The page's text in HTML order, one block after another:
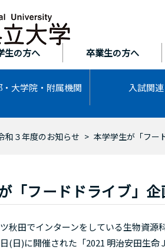
生の方へ 卒業生の方へ
大学院・ 附属機関 入試関連
和３年度のお知らせ 本学学生が「フー
「フードドライブ」
秋田でインターンをしている生物資源
(日)に開催された「2021 明治安田生